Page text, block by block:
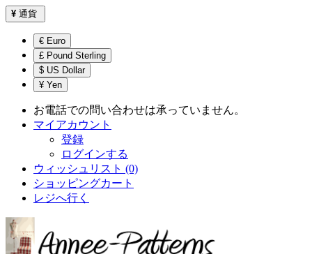
¥ 通貨
€ Euro
£ Pound Sterling
$ US Dollar
¥ Yen
お電話での問い合わせは承っていません。
マイアカウント
登録
ログインする
ウィッシュリスト (0)
ショッピングカート
レジへ行く